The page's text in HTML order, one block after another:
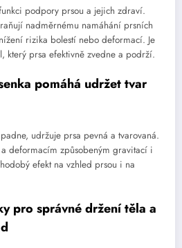
podpory prsou a jejich zdraví.
nadměrnému namáhání prsních
rizika bolestí nebo deformací. Je
který prsa efektivně zvedne a podrží.
pomáhá udržet tvar
udržuje prsa pevná a tvarovaná.
deformacím způsobeným gravitací i
efekt na vzhled prsou i na
pro správné držení těla a